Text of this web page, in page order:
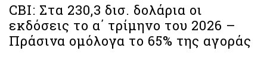
CBI: Στα 230,3 δισ. δολάρια οι
εκδόσεις το α΄ τρίμηνο του 2026 –
Πράσινα ομόλογα το 65% της αγοράς